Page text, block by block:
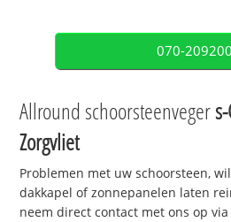
070-
Allround schoorsteenveger
Zorgvliet
Problemen met uw schoorsteen,
dakkapel of zonnepanelen laten
neem direct contact met ons op via